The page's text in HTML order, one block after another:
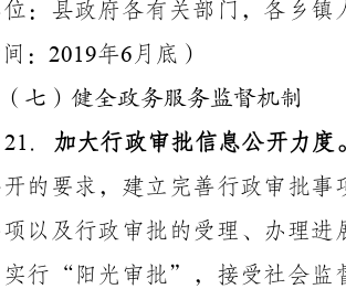
：县政府各有关部门，各乡
： 2019年6 月底）
（七）健全政务服务监督机制
．
加大行政审批信息公开力度
开的要求，建立完善行政审批
以及行政审批的受理、办理
行 “阳光审批”，接受社会监